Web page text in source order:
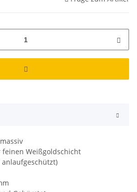
feinen Weißgoldschicht